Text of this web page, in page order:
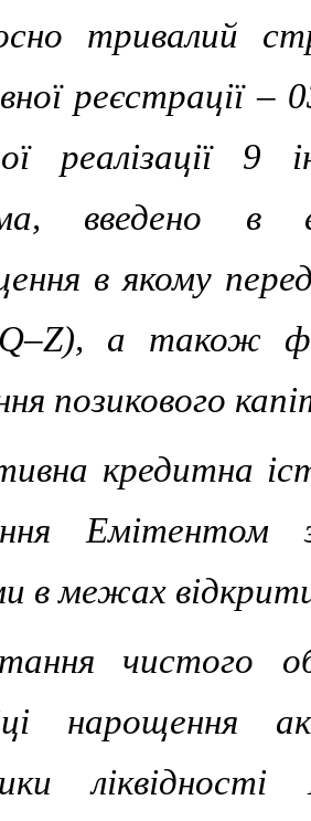
тривалий
реєстрації –
реалізації 9
введено в
в якому
а також
позикового
кредитна
Емітентом
в межах
чистого
нарощення